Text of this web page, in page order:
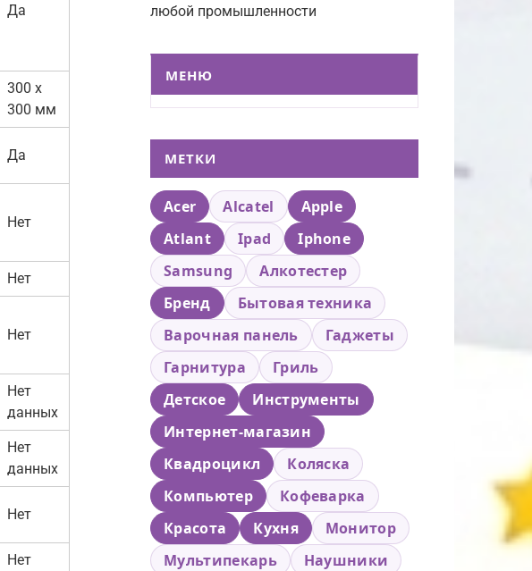
Да
300 x
300 мм
Да
Нет
Нет
Нет
Нет
данных
Нет
данных
Нет
Нет
любой промышленности
МЕНЮ
МЕТКИ
Acer Alcatel
Apple
Atlant
Ipad
Iphone
Samsung
Алкотестер
Бренд
Бытовая техника
Варочная панель
Гаджеты
Гарнитура
Гриль
Детское
Инструменты
Интернет-магазин
Квадроцикл
Коляска
Компьютер
Кофеварка
Красота
Кухня
Монитор
Мультипекарь
Наушники